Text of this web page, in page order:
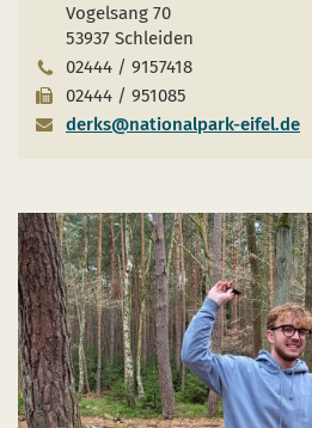
Vogelsang 70
53937 Schleiden
02444 / 9157418
02444 / 951085
derks@nationalpark-eifel.de